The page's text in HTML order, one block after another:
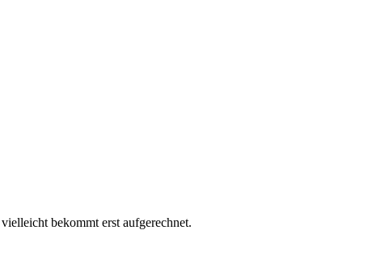
bekommt erst aufgerechnet.